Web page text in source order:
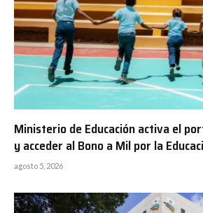
Ministerio de Educación activa el
y acceder al Bono a Mil por la
agosto 5, 2026